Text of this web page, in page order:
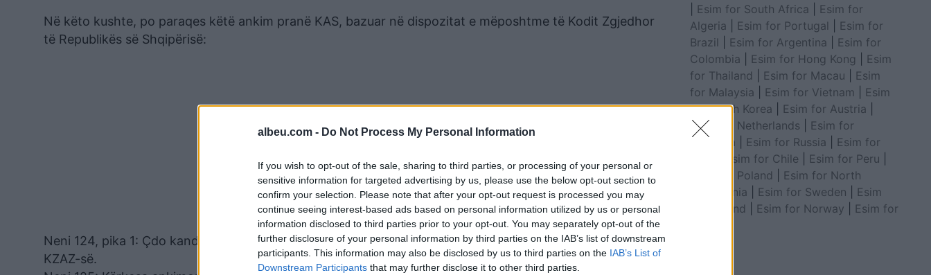
albeu.com - Do Not Process My Personal Information
If you wish to opt-out of the sale, sharing to third parties, or processing of your personal or
sensitive information for targeted advertising by us, please use the below opt-out section to
confirm your selection. Please note that after your opt-out request is processed you may
continue seeing interest-based ads based on personal information utilized by us or personal
information disclosed to third parties prior to your opt-out. You may separately opt-out of the
further disclosure of your personal information by third parties on the IAB’s list of downstream
participants. This information may also be disclosed by us to third parties on the IAB’s List of
Downstream Participants that may further disclose it to other third parties.
Në këto kushte, po paraqes këtë ankim pranë KAS, bazuar në dispozitat e mëposhtme të Kodit Zgjedhor
të Republikës së Shqipërisë:
Neni 124, pika 1: Çdo kandidat ka të drejtë të paraqesë kërkesë ankimore për veprimet ose mosveprimet e
KZAZ-së.
Esim for South Africa
Esim for
Algeria
Esim for Portugal
Esim for
Brazil
Esim for Argentina
Esim for
Colombia
Esim for Hong Kong
Esim
for Thailand
Esim for Macau
Esim
for Malaysia
Esim for Vietnam
Esim
for South Korea
Esim for Austria
Esim for Netherlands
Esim for
Australia
Esim for Russia
Esim for
Esim for Chile Esim for Peru
Esim for Poland
Esim for North
Macedonia
Esim for Sweden
Esim
for Finland
Esim for Norway
Esim for